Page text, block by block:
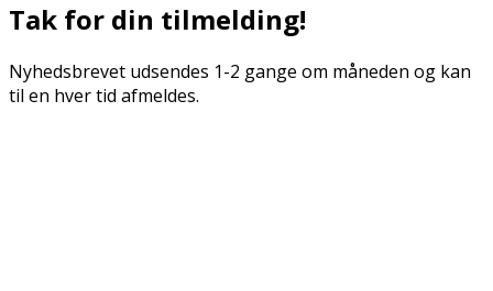
Tak for din tilmelding!
Nyhedsbrevet udsendes 1-2 gange om måneden og kan
til en hver tid afmeldes.